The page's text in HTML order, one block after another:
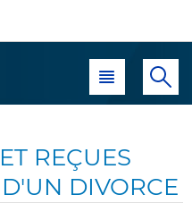
Menu principal
REÇUES
DIVORCE